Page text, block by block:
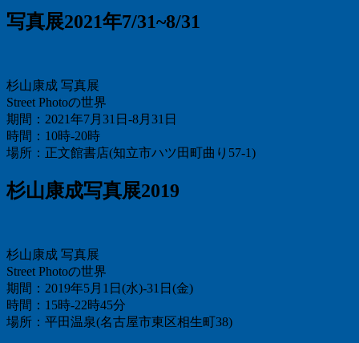
写真展2021年7/31~8/31
杉山康成 写真展
Street Photoの世界
期間：2021年7月31日-8月31日
時間：10時-20時
場所：正文館書店(知立市ハツ田町曲り57-1)
杉山康成写真展2019
杉山康成 写真展
Street Photoの世界
期間：2019年5月1日(水)-31日(金)
時間：15時-22時45分
場所：平田温泉(名古屋市東区相生町38)